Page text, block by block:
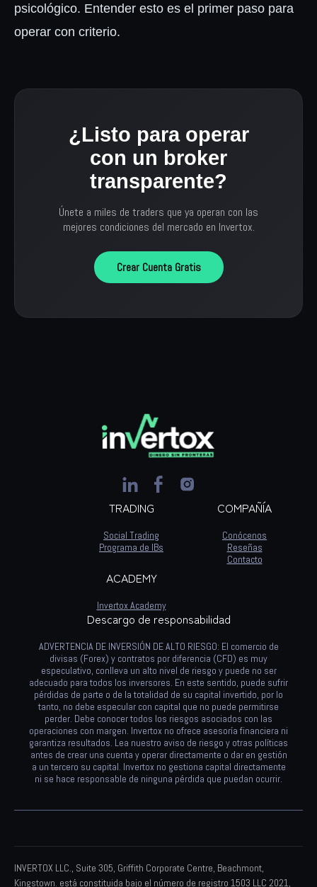
psicológico. Entender esto es el primer paso para
operar con criterio.
¿Listo para operar
con un broker
transparente?
Únete a miles de traders que ya operan con las
mejores condiciones del mercado en Invertox.
Crear Cuenta Gratis
TRADING
Social Trading
Programa de IBs
ACADEMY
Invertox Academy
COMPAÑÍA
Conócenos
Reseñas
Contacto
Descargo de responsabilidad
ADVERTENCIA DE INVERSIÓN DE ALTO RIESGO: El comercio de
divisas (Forex) y contratos por diferencia (CFD) es muy
especulativo, conlleva un alto nivel de riesgo y puede no ser
adecuado para todos los inversores. En este sentido, puede sufrir
pérdidas de parte o de la totalidad de su capital invertido, por lo
tanto, no debe especular con capital que no puede permitirse
perder. Debe conocer todos los riesgos asociados con las
operaciones con margen. Invertox no ofrece asesoría financiera ni
garantiza resultados. Lea nuestro aviso de riesgo y otras políticas
antes de crear una cuenta y operar directamente o dar en gestión
a un tercero su capital. Invertox no gestiona capital directamente
ni se hace responsable de ninguna pérdida que puedan ocurrir.
INVERTOX LLC., Suite 305, Griffith Corporate Centre, Beachmont,
Kingstown. está constituida bajo el número de registro 1503 LLC 2021,